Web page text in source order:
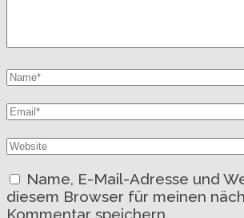
Name, E-Mail-Adresse und
diesem Browser für meinen
Kommentar speichern.